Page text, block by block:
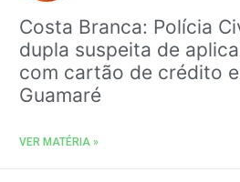
Costa Branca: Polícia
dupla suspeita de
com cartão de crédito
Guamaré
VER MATÉRIA »